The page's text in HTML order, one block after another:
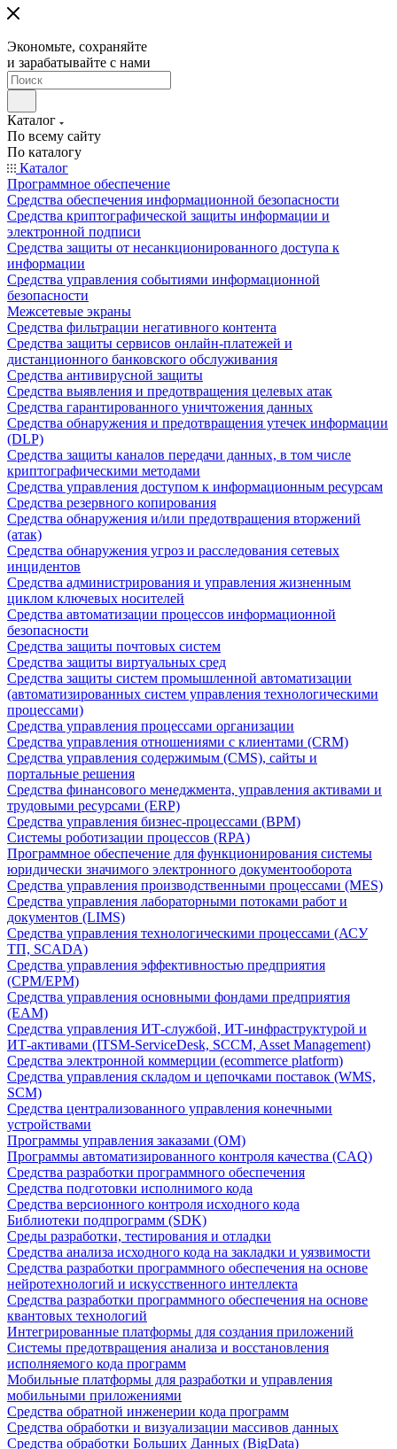
Экономьте, сохраняйте
и зарабатывайте с нами
Каталог
По всему сайту
По каталогу
Каталог
Программное обеспечение
Средства обеспечения информационной безопасности
Средства криптографической защиты информации и
электронной подписи
Средства защиты от несанкционированного доступа к
информации
Средства управления событиями информационной
безопасности
Межсетевые экраны
Средства фильтрации негативного контента
Средства защиты сервисов онлайн-платежей и
дистанционного банковского обслуживания
Средства антивирусной защиты
Средства выявления и предотвращения целевых атак
Средства гарантированного уничтожения данных
Средства обнаружения и предотвращения утечек информации
(DLP)
Средства защиты каналов передачи данных, в том числе
криптографическими методами
Средства управления доступом к информационным ресурсам
Средства резервного копирования
Средства обнаружения и/или предотвращения вторжений
(атак)
Средства обнаружения угроз и расследования сетевых
инцидентов
Средства администрирования и управления жизненным
циклом ключевых носителей
Средства автоматизации процессов информационной
безопасности
Средства защиты почтовых систем
Средства защиты виртуальных сред
Средства защиты систем промышленной автоматизации
(автоматизированных систем управления технологическими
процессами)
Средства управления процессами организации
Средства управления отношениями с клиентами (CRM)
Средства управления содержимым (CMS), сайты и
портальные решения
Средства финансового менеджмента, управления активами и
трудовыми ресурсами (ERP)
Средства управления бизнес-процессами (BPM)
Системы роботизации процессов (RPA)
Программное обеспечение для функционирования системы
юридически значимого электронного документооборота
Средства управления производственными процессами (MES)
Средства управления лабораторными потоками работ и
документов (LIMS)
Средства управления технологическими процессами (АСУ
ТП, SCADA)
Средства управления эффективностью предприятия
(CPM/EPM)
Средства управления основными фондами предприятия
(EAM)
Средства управления ИТ-службой, ИТ-инфраструктурой и
ИТ-активами (ITSM-ServiceDesk, SCCM, Asset Management)
Средства электронной коммерции (ecommerce platform)
Средства управления складом и цепочками поставок (WMS,
SCM)
Средства централизованного управления конечными
устройствами
Программы управления заказами (OM)
Программы автоматизированного контроля качества (CAQ)
Средства разработки программного обеспечения
Средства подготовки исполнимого кода
Средства версионного контроля исходного кода
Библиотеки подпрограмм (SDK)
Среды разработки, тестирования и отладки
Средства анализа исходного кода на закладки и уязвимости
Средства разработки программного обеспечения на основе
нейротехнологий и искусственного интеллекта
Средства разработки программного обеспечения на основе
квантовых технологий
Интегрированные платформы для создания приложений
Системы предотвращения анализа и восстановления
исполняемого кода программ
Мобильные платформы для разработки и управления
мобильными приложениями
Средства обратной инженерии кода программ
Средства обработки и визуализации массивов данных
Средства обработки Больших Данных (BigData)